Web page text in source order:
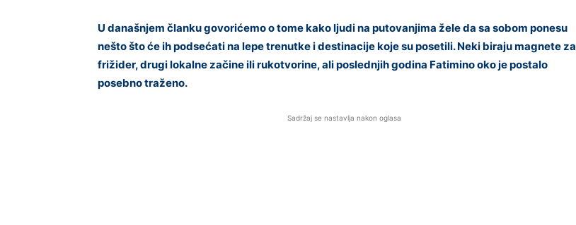
U današnjem članku govorićemo o tome kako ljudi na putovanjima žele da sa sobom ponesu
nešto što će ih podsećati na lepe trenutke i destinacije koje su posetili. Neki biraju magnete za
frižider, drugi lokalne začine ili rukotvorine, ali poslednjih godina Fatimino oko je postalo
posebno traženo.
Sadržaj se nastavlja nakon oglasa